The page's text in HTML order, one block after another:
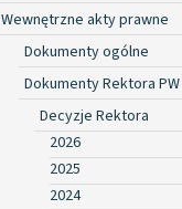
Wewnętrzne akty prawne
Dokumenty ogólne
Dokumenty Rektora PW
Decyzje Rektora
2026
2025
2024